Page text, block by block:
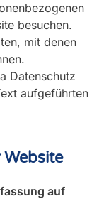
besuchen.
mit denen
Datenschutz
aufgeführten
Website
auf